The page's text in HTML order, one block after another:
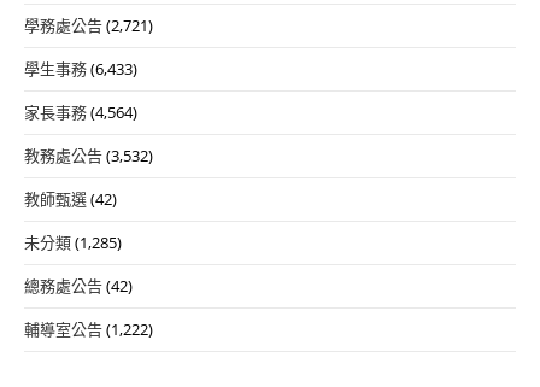
學務處公告(2,721)
學生事務(6,433)
家長事務(4,564)
教務處公告(3,532)
教師甄選(42)
未分類(1,285)
總務處公告(42)
輔導室公告(1,222)